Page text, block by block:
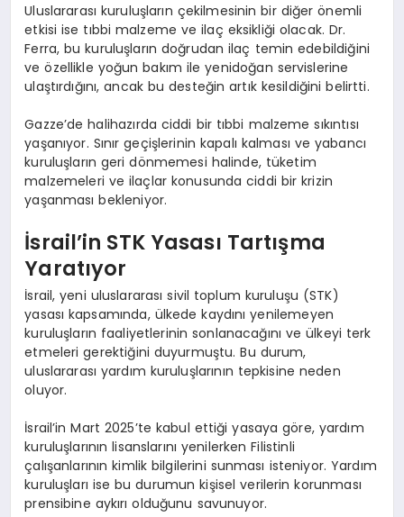
Uluslararası kuruluşların çekilmesinin bir diğer önemli
etkisi ise tıbbi malzeme ve ilaç eksikliği olacak. Dr.
Ferra, bu kuruluşların doğrudan ilaç temin edebildiğini
ve özellikle yoğun bakım ile yenidoğan servislerine
ulaştırdığını, ancak bu desteğin artık kesildiğini belirtti.
Gazze’de halihazırda ciddi bir tıbbi malzeme sıkıntısı
yaşanıyor. Sınır geçişlerinin kapalı kalması ve yabancı
kuruluşların geri dönmemesi halinde, tüketim
malzemeleri ve ilaçlar konusunda ciddi bir krizin
yaşanması bekleniyor.
İsrail’in STK Yasası Tartışma
Yaratıyor
İsrail, yeni uluslararası sivil toplum kuruluşu (STK)
yasası kapsamında, ülkede kaydını yenilemeyen
kuruluşların faaliyetlerinin sonlanacağını ve ülkeyi terk
etmeleri gerektiğini duyurmuştu. Bu durum,
uluslararası yardım kuruluşlarının tepkisine neden
oluyor.
İsrail’in Mart 2025’te kabul ettiği yasaya göre, yardım
kuruluşlarının lisanslarını yenilerken Filistinli
çalışanlarının kimlik bilgilerini sunması isteniyor. Yardım
kuruluşları ise bu durumun kişisel verilerin korunması
prensibine aykırı olduğunu savunuyor.